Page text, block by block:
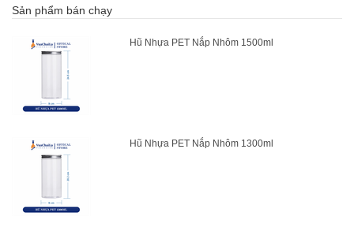
Sản phẩm bán chạy
Hũ Nhựa PET Nắp Nhôm 1500ml
Hũ Nhựa PET Nắp Nhôm 1300ml